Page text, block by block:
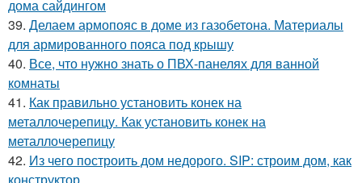
дома сайдингом
39. Делаем армопояс в доме из газобетона. Материалы
для армированного пояса под крышу
40. Все, что нужно знать о ПВХ-панелях для ванной
комнаты
41. Как правильно установить конек на
металлочерепицу. Как установить конек на
металлочерепицу
42. Из чего построить дом недорого. SIP: строим дом, как